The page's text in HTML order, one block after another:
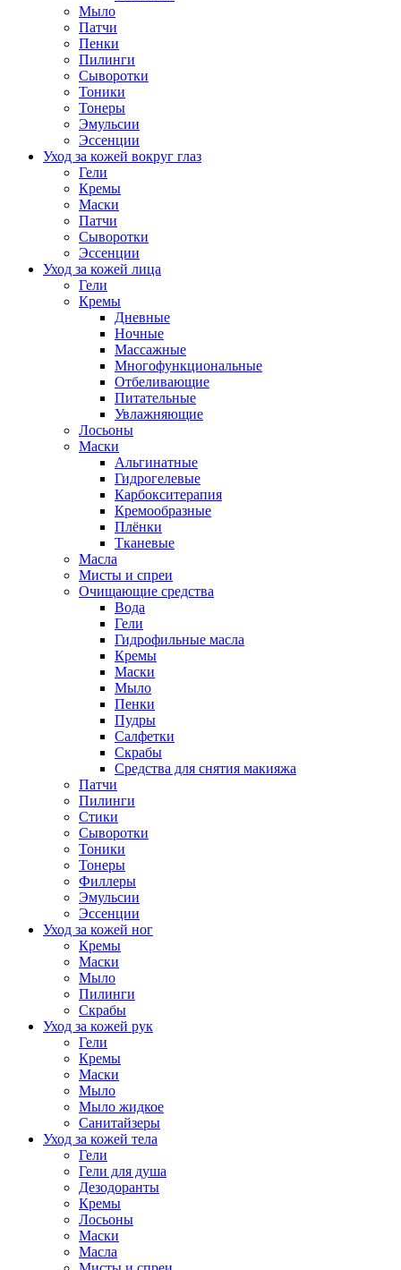
Мыло
Патчи
Пенки
Пилинги
Сыворотки
Тоники
Тонеры
Эмульсии
Эссенции
Уход за кожей вокруг глаз
Гели
Кремы
Маски
Патчи
Сыворотки
Эссенции
Уход за кожей лица
Гели
Кремы
Дневные
Ночные
Массажные
Многофункциональные
Отбеливающие
Питательные
Увлажняющие
Лосьоны
Маски
Альгинатные
Гидрогелевые
Карбокситерапия
Кремообразные
Плёнки
Тканевые
Масла
Мисты и спреи
Очищающие средства
Вода
Гели
Гидрофильные масла
Кремы
Маски
Мыло
Пенки
Пудры
Салфетки
Скрабы
Средства для снятия макияжа
Патчи
Пилинги
Стики
Сыворотки
Тоники
Тонеры
Филлеры
Эмульсии
Эссенции
Уход за кожей ног
Кремы
Маски
Мыло
Пилинги
Скрабы
Уход за кожей рук
Гели
Кремы
Маски
Мыло
Мыло жидкое
Санитайзеры
Уход за кожей тела
Гели
Гели для душа
Дезодоранты
Кремы
Лосьоны
Маски
Масла